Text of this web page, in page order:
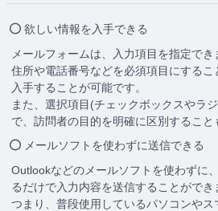
欲しい情報を入手できる
メールフォームは、入力項目を指定でき
住所や電話番号などを必須項目にする
入手することが可能です。
また、選択項目(チェックボックスやラ
で、訪問者の目的を明確に区別すること
メールソフトを使わずに送信できる
Outlookなどのメールソフトを使わずに
るだけで入力内容を送信することができ
つまり、普段使用しているパソコンやス